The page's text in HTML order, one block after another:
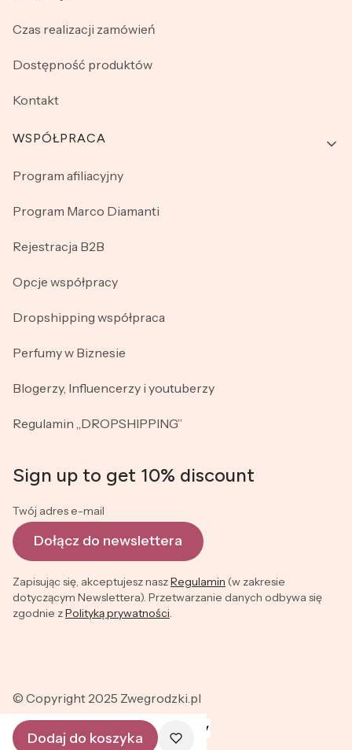
Czas realizacji zamówień
Dostępność produktów
Kontakt
WSPÓŁPRACA
Program afiliacyjny
Program Marco Diamanti
Rejestracja B2B
Opcje współpracy
Dropshipping współpraca
Perfumy w Biznesie
Blogerzy, Influencerzy i youtuberzy
Regulamin „DROPSHIPPING”
Sign up to get 10% discount
Twój adres e-mail
Dołącz do newslettera
Zapisując się, akceptujesz naszRegulamin (w zakresie
dotyczącym Newslettera). Przetwarzanie danych odbywa się
zgodnie zPolityką prywatności
© Copyright 2025 Zwegrodzki.pl
Dodaj do koszyka